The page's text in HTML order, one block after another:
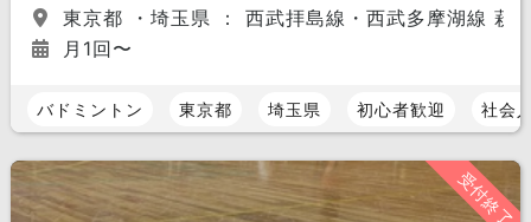
東京都 ・埼玉県 ： 西武拝島線・西武多摩湖線 萩
月1回〜
バドミントン 東京都 埼玉県 初心者歓迎 社会
受付終了